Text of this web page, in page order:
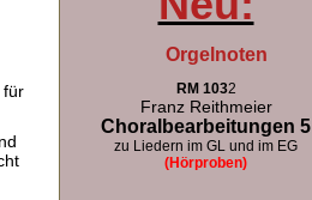
für
Orgelnoten
RM 1032
Franz Reithmeier
Choralbearbeitungen 5
zu Liedern im GL und im EG
(Hörproben)